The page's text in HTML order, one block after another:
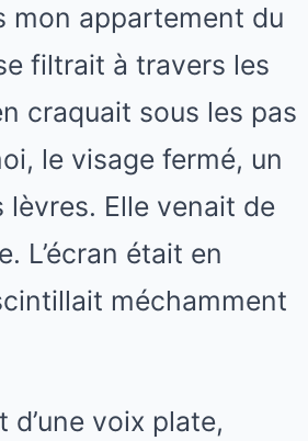
mon appartement du
filtrait à travers les
craquait sous les pas
le visage fermé, un
Elle venait de
L’écran était en
méchamment
voix plate,